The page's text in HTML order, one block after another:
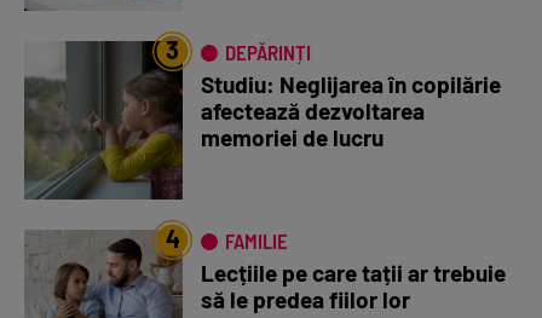
3 DEPĂRINȚI
Studiu: Neglijarea în copilărie
afectează dezvoltarea
memoriei de lucru
4 FAMILIE
Lecțiile pe care tații ar trebuie
să le predea fiilor lor